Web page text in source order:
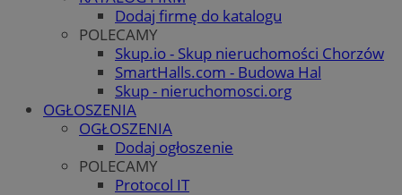
Dodaj firmę do katalogu
POLECAMY
Skup.io - Skup nieruchomości Chorzów
SmartHalls.com - Budowa Hal
Skup - nieruchomosci.org
OGŁOSZENIA
OGŁOSZENIA
Dodaj ogłoszenie
POLECAMY
Protocol IT